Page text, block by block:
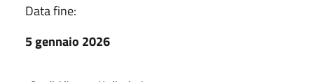
Data fine:
5 gennaio 2026